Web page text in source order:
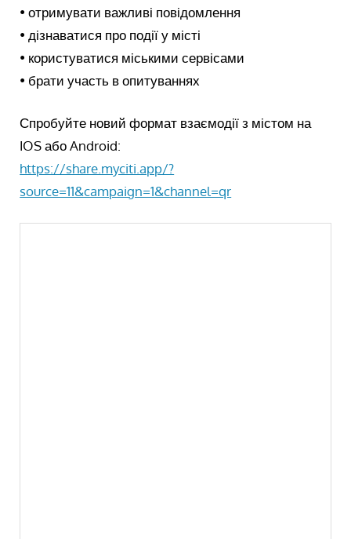
• отримувати важливі повідомлення
• дізнаватися про події у місті
• користуватися міськими сервісами
• брати участь в опитуваннях
Спробуйте новий формат взаємодії з містом на
IOS або Android:
https://share.myciti.app/?
source=11&campaign=1&channel=qr